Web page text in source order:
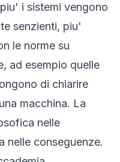
i sistemi vengono
senzienti, piu'
le norme su
ad esempio quelle
di chiarire
macchina. La
nelle
nelle conseguenze.